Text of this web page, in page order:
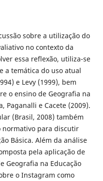
sobre a utilização do
no contexto da
essa reflexão, utiliza-se
a temática do uso atual
e Levy (1999), bem
o ensino de Geografia na
Paganalli e Cacete (2009).
(Brasil, 2008) também
normativo para discutir
Básica. Além da análise
pela aplicação de
Geografia na Educação
o Instagram como